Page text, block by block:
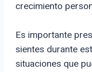
crecimiento
Es importante
sientes durante
situaciones que